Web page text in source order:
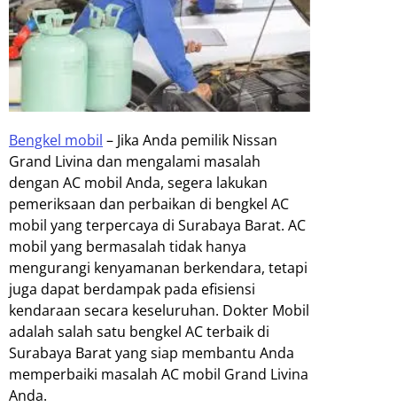
Bengkel mobil – Jika Anda pemilik Nissan
Grand Livina dan mengalami masalah
dengan AC mobil Anda, segera lakukan
pemeriksaan dan perbaikan di bengkel AC
mobil yang terpercaya di Surabaya Barat. AC
mobil yang bermasalah tidak hanya
mengurangi kenyamanan berkendara, tetapi
juga dapat berdampak pada efisiensi
kendaraan secara keseluruhan. Dokter Mobil
adalah salah satu bengkel AC terbaik di
Surabaya Barat yang siap membantu Anda
memperbaiki masalah AC mobil Grand Livina
Anda.